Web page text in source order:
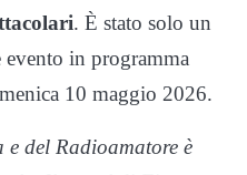
. È stato solo un
in programma
10 maggio 2026.
del Radioamatore è